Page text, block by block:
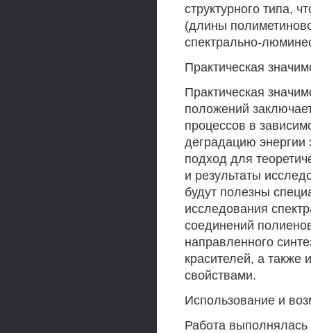
структурного типа,
(длины
спектрально-
Практическая
Практическая
положений
процессов в
деградацию энергии
подход для
и результаты
будут полезны
исследования
соединений
направленного
красителей, а также
свойствами.
Использование и
Работа